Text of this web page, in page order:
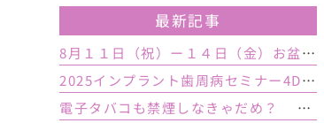
最新記事
8月１１日（祝）ー１４日（金）お盆休み １５日土曜日から診療しております
2025インプラント歯周病セミナー4DAY行いました
電子タバコも禁煙しなきゃだめ？ インプラント手術前後の喫煙が及ぼす影響とは？